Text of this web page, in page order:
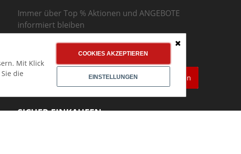
Immer über Top % Aktionen und ANGEBOTE
informiert bleiben
Newsletter abonnieren!
Abonnieren
SICHER EINKAUFEN
Mit Klick
die
COOKIES AKZEPTIEREN
EINSTELLUNGEN